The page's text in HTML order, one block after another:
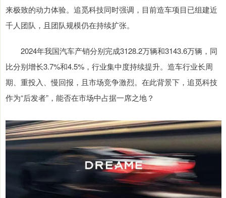
来极致的动力体验。追觅科技同时强调，目前造车项目已组建近
千人团队，且团队规模仍在持续扩张。
2024年我国汽车产销分别完成3128.2万辆和3143.6万辆，同
比分别增长3.7%和4.5%，行业集中度持续提升。造车行业长周
期、重投入、慢回报，且市场竞争激烈。在此背景下，追觅科技
作为“后发者”，能否在市场中占据一席之地？